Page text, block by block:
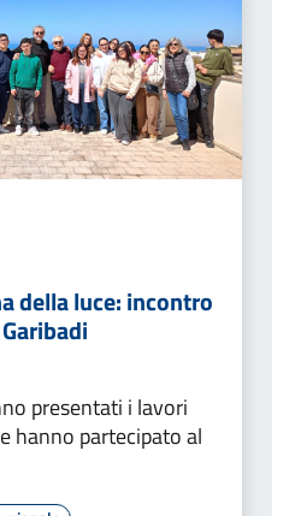
della luce: incontro
presentati i lavori
hanno partecipato al